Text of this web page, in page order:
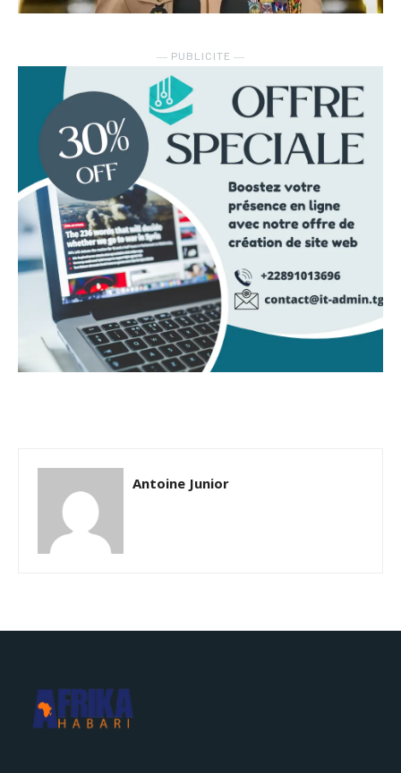
― PUBLICITE ―
Antoine Junior